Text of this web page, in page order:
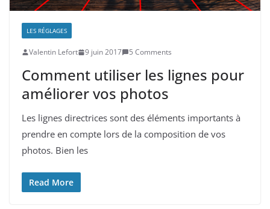
LES RÉGLAGES
Valentin Lefort 9 juin 2017 5 Comments
Comment utiliser les lignes pour
améliorer vos photos
Les lignes directrices sont des éléments importants à
prendre en compte lors de la composition de vos
photos. Bien les
Read More